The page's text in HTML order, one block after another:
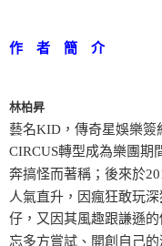
作 者 簡 介
林柏昇
藝名KID，傳奇星娛樂簽
CIRCUS轉型成為樂團期
奔搞怪而著稱；後來於
人氣直升，因瘋狂敢玩
仔，又因其風趣跟謙遜
忘多方嘗試、開創自己